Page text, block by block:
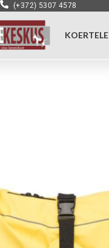
(+372) 5307 4578
KOERTELE